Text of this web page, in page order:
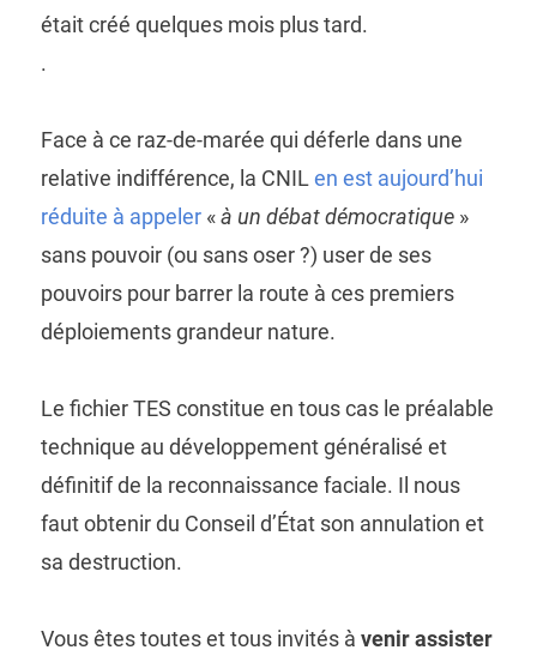
était créé quelques mois plus tard.
.
Face à ce raz-de-marée qui déferle dans une
relative indifférence, la CNIL en est aujourd’hui
réduite à appeler«à un débat démocratique»
sans pouvoir (ou sans oser ?) user de ses
pouvoirs pour barrer la route à ces premiers
déploiements grandeur nature.
Le fichier TES constitue en tous cas le préalable
technique au développement généralisé et
définitif de la reconnaissance faciale. Il nous
faut obtenir du Conseil d’État son annulation et
sa destruction.
Vous êtes toutes et tous invités à venir assister